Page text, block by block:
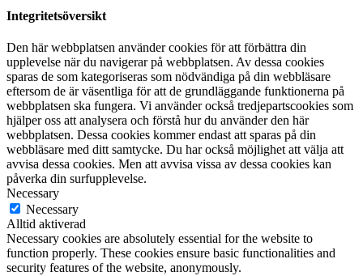
Integritetsöversikt
Den här webbplatsen använder cookies för att förbättra din
upplevelse när du navigerar på webbplatsen. Av dessa cookies
sparas de som kategoriseras som nödvändiga på din webbläsare
eftersom de är väsentliga för att de grundläggande funktionerna på
webbplatsen ska fungera. Vi använder också tredjepartscookies som
hjälper oss att analysera och förstå hur du använder den här
webbplatsen. Dessa cookies kommer endast att sparas på din
webbläsare med ditt samtycke. Du har också möjlighet att välja att
avvisa dessa cookies. Men att avvisa vissa av dessa cookies kan
påverka din surfupplevelse.
Necessary
Necessary
Alltid aktiverad
Necessary cookies are absolutely essential for the website to
function properly. These cookies ensure basic functionalities and
security features of the website, anonymously.